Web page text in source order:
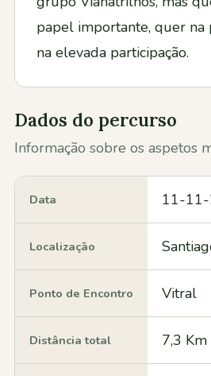
papel importante, quer na
na elevada participação.
Dados do percurso
Informação sobre os aspetos
Data 11-
Localização
Ponto de Encontro Vitral
Distância total 7,3 Km